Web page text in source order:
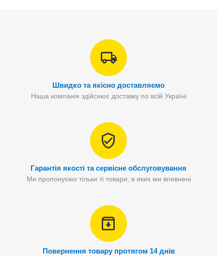
Швидко та якісно доставляємо
Наша компанія здійснює доставку по всій Україні
Гарантія якості та сервісне обслуговування
Ми пропонуємо тільки ті товари, в яких ми впевнені
Повернення товару протягом 14 днів